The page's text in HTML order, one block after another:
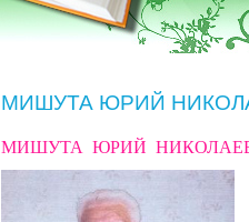
МИШУТА ЮРИЙ
МИШУТА ЮРИЙ